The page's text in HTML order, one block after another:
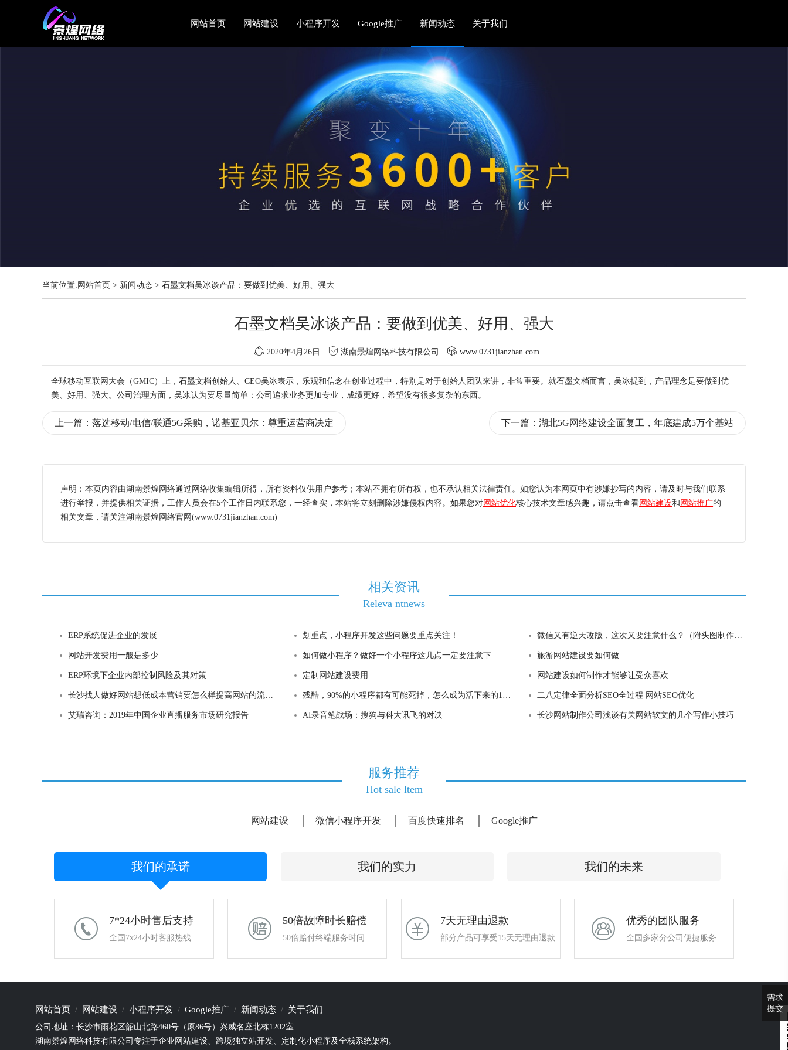
网站首页 网站建设 小程序开发 Google推广 新闻动态 关于我们
当前位置: 网站首页 > 新闻动态 > 石墨文档吴冰谈产品：要做到优美、好用、强大
石墨文档吴冰谈产品：要做到优美、好用、强大
2020年4月26日 湖南景煌网络科技有限公司 www.0731jianzhan.com
全球移动互联网大会（GMIC）上，石墨文档创始人、CEO吴冰表示，乐观和信念在创业过程中，特别是对于创始人 团队来讲，非常重要。就石墨文档而言，吴冰提到， 产品理念是要做到优
美、好用、强大。公司治理方面，吴冰认为要尽量简单：公司追求业务更加专业， 成绩更好，希望没有很多复杂的东西。
上一篇： 落选移动/电信/联通5G采购，诺基亚贝尔：尊重运营商决定 下一篇： 湖北5G网络建设全面复工，年底建成5万个基站
声明：本页内容由湖南景煌网络通过网络收集编辑所得，所有资料仅供用户参考；本站不拥有所有权，也不承认相关法律责任。如您认为本网页中有涉嫌抄写的内容，请及时与我们联系
进行举报，并提供相关证据，工作人员会在5个工作日内联系您，一经查实，本站将立刻删除涉嫌侵权内容。如果您对网站优化核心技术文章感兴趣，请点击查看网站建设和 网站推广的
相关文章，请关注湖南景煌网络官网(www.0731jianzhan.com)
相关资讯
Releva ntnews
ERP系统促进企业的发展 划重点，小程序开发这些问题要重点关注！ 微信又有逆天改版，这次又要注意什么？（附头图制作新解）
网站开发费用一般是多少 如何做小程序？做好一个小程序这几点一定要注意下 旅游网站建设要如何做
ERP环境下企业内部控制风险及其对策 定制网站建设费用 网站建设如何制作才能够让受众喜欢
长沙找人做好网站想低成本营销要怎么样提高网站的流量？ 残酷，90%的小程序都有可能死掉，怎么成为活下来的10% 二八定律全面分析SEO全过程 网站SEO优化
艾瑞咨询：2019年中国企业直播服务市场研究报告 AI录音笔战场：搜狗与科大讯飞的对决 长沙网站制作公司浅谈有关网站软文的几个写作小技巧
服务推荐
Hot sale ltem
网站建设 微信小程序开发 百度快速排名 Google推广
我们的承诺 我们的实力 我们的未来
7*24小时售后支持
全国7x24小时客服热线
50倍故障时长赔偿
50倍赔付终端服务时间
7天无理由退款
部分产品可享受15天无理由退款
优秀的团队服务
全国多家分公司便捷服务
网站首页 网站建设 小程序开发 Google推广 新闻动态 关于我们
公司地址：长沙市雨花区韶山北路460号（原86号）兴威名座北栋1202室
湖南景煌网络科技有限公司专注于企业网站建设、跨境独立站开发、定制化小程序及全栈系统架构。
需求
提交